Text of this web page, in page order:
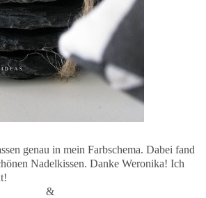
genau in mein Farbschema. Dabei fand
Nadelkissen. Danke Weronika! Ich
&